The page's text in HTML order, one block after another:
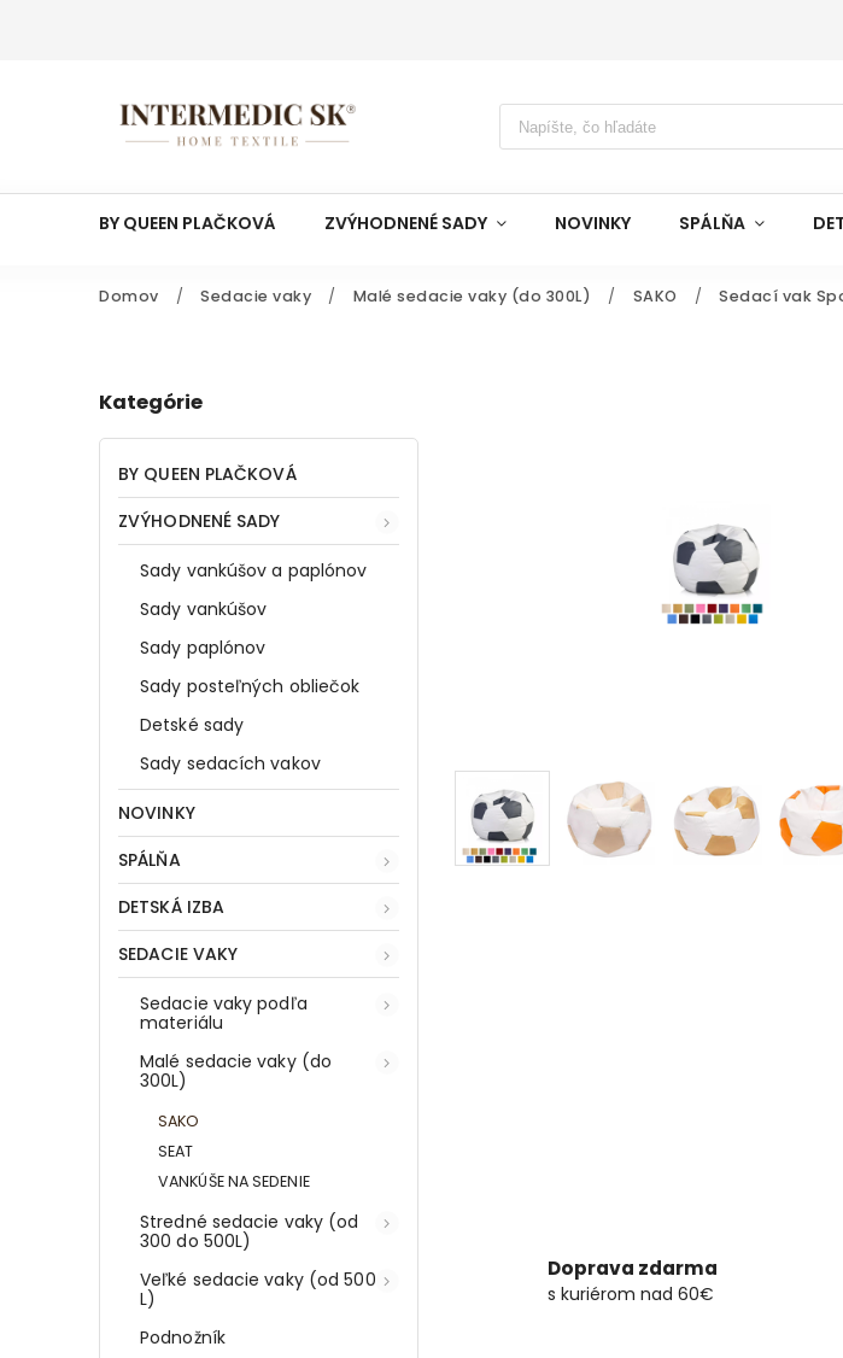
BY QUEEN PLAČKOVÁ ZVÝHODNENÉ SADY NOVINKY SPÁLŇA
Domov / Sedacie vaky / Malé sedacie vaky (do 300L) / SAKO / Sedací vak
Kategórie
BY QUEEN PLAČKOVÁ
ZVÝHODNENÉ SADY
Sady vankúšov a paplónov
Sady vankúšov
Sady paplónov
Sady posteľných obliečok
Detské sady
Sady sedacích vakov
NOVINKY
SPÁLŇA
DETSKÁ IZBA
SEDACIE VAKY
Sedacie vaky podľa
materiálu
Malé sedacie vaky (do
300L)
SAKO
SEAT
VANKÚŠE NA SEDENIE
Stredné sedacie vaky (od
300 do 500L)
Veľké sedacie vaky (od 500
L)
Podnožník
Doprava zdarma
s kuriérom nad 60€